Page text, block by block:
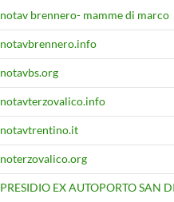
notav brennero- mamme di marco
notavbrennero.info
notavbs.org
notavterzovalico.info
notavtrentino.it
noterzovalico.org
PRESIDIO EX AUTOPORTO SAN